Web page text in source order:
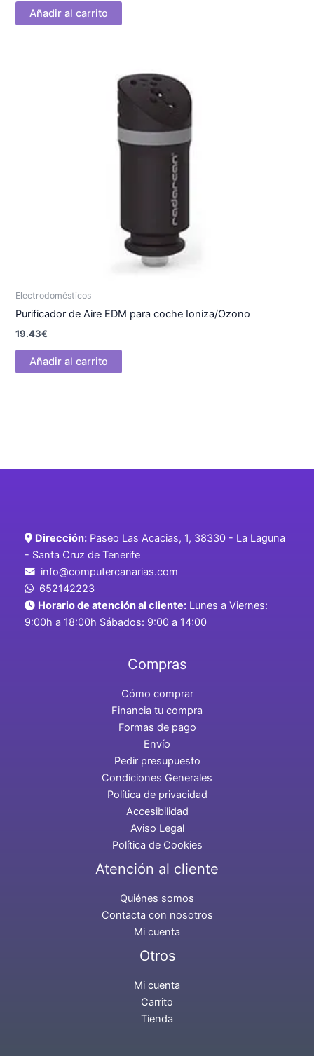
Añadir al carrito
Electrodomésticos
Purificador de Aire EDM para coche Ioniza/Ozono
19.43€
Añadir al carrito
Dirección: Paseo Las Acacias, 1, 38330 - La Laguna
- Santa Cruz de Tenerife
info@computercanarias.com
652142223
Horario de atención al cliente: Lunes a Viernes:
9:00h a 18:00h Sábados: 9:00 a 14:00
Compras
Cómo comprar
Financia tu compra
Formas de pago
Envío
Pedir presupuesto
Condiciones Generales
Política de privacidad
Accesibilidad
Aviso Legal
Política de Cookies
Atención al cliente
Quiénes somos
Contacta con nosotros
Mi cuenta
Otros
Mi cuenta
Carrito
Tienda